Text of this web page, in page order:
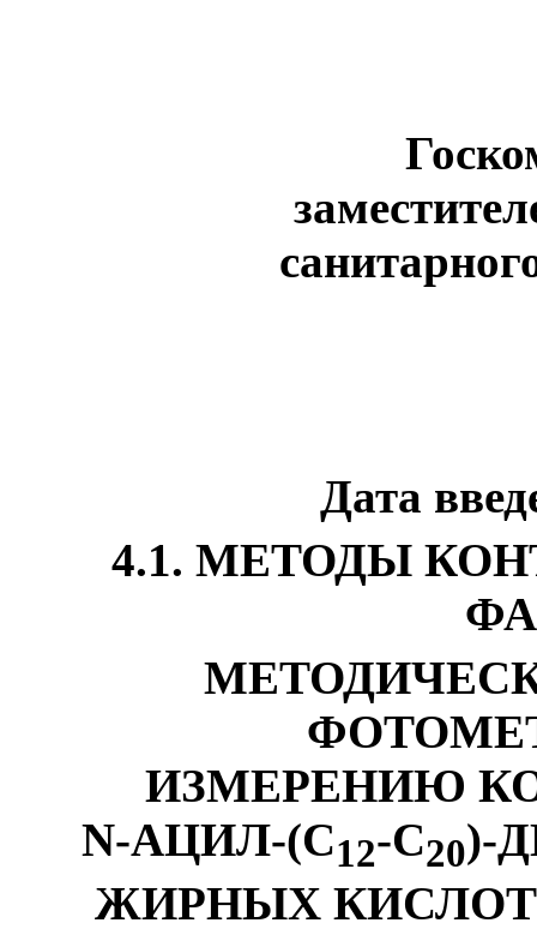
Дата
4.1. МЕТОДЫ
ИЗМЕРЕНИЮ
N-АЦИЛ-(С12-С20)-
ЖИРНЫХ